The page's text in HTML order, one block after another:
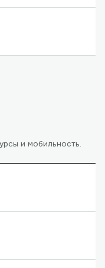
и мобильность.